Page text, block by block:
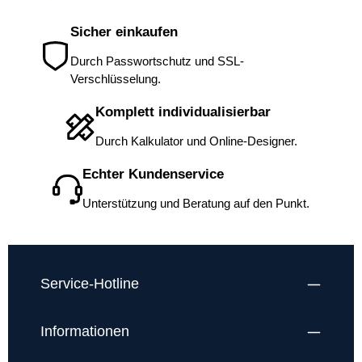
erkennen. Durch seine mattierte Oberfläche
liegt er perfekt in der Hand. Wer einmal mit
ihm geschrieben hat, wiederholt dies immer
wieder gerne, denn auch seine Schreibqualität
ist schlicht einmalig und überzeugt wörtlich auf
Sicher einkaufen
Durch Passwortschutz und SSL-
Verschlüsselung.
Komplett individualisierbar
Durch Kalkulator und Online-Designer.
Echter Kundenservice
Unterstützung und Beratung auf den Punkt.
Service-Hotline
Informationen